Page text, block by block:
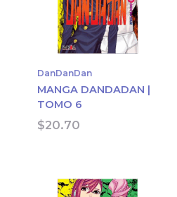
DanDanDan
MANGA DANDADAN |
TOMO 6
$20.70